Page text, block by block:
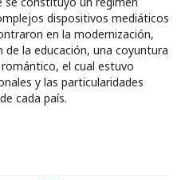
dispositivos mediáticos
en la modernización,
de la educación, una coyuntura
el cual estuvo
y las particularidades
cada país.